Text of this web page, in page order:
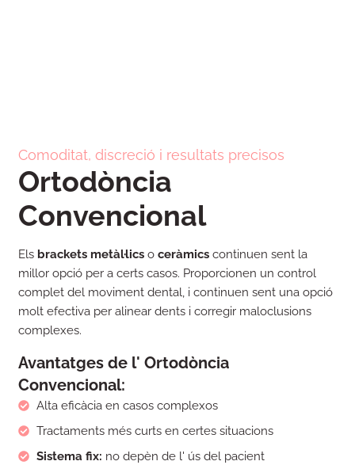
Comoditat, discreció i resultats precisos
Ortodòncia
Convencional
Els brackets metàl·lics o ceràmics continuen sent la
millor opció per a certs casos. Proporcionen un control
complet del moviment dental, i continuen sent una opció
molt efectiva per alinear dents i corregir maloclusions
complexes.
Avantatges de l' Ortodòncia
Convencional:
Alta eficàcia en casos complexos
Tractaments més curts en certes situacions
Sistema fix: no depèn de l' ús del pacient